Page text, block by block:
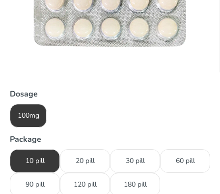
Dosage
100mg
Package
10 pill 20 pill 30 pill 60 pill
90 pill 120 pill 180 pill